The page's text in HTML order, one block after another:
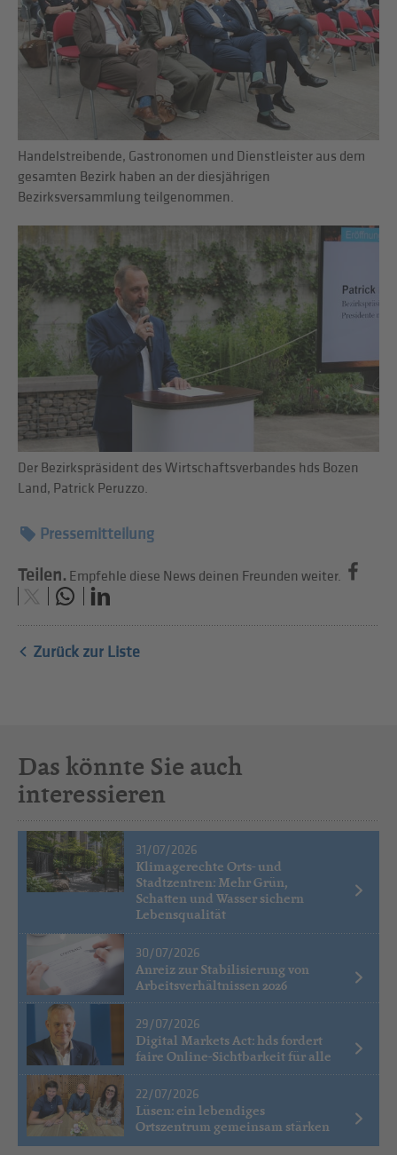
Handelstreibende, Gastronomen und Dienstleister aus dem
gesamten Bezirk haben an der diesjährigen
Bezirksversammlung teilgenommen.
Der Bezirkspräsident des Wirtschaftsverbandes hds Bozen
Land, Patrick Peruzzo.
Pressemitteilung
Teilen. Empfehle diese News deinen Freunden weiter.
Zurück zur Liste
Das könnte Sie auch
interessieren
31/07/2026
Klimagerechte Orts- und
Stadtzentren: Mehr Grün,
Schatten und Wasser sichern
Lebensqualität
30/07/2026
Anreiz zur Stabilisierung von
Arbeitsverhältnissen 2026
29/07/2026
Digital Markets Act: hds fordert
faire Online-Sichtbarkeit für alle
22/07/2026
Lüsen: ein lebendiges
Ortszentrum gemeinsam stärken